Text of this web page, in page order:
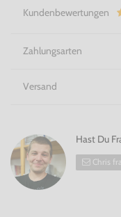
Kundenbewertungen
Zahlungsarten
Versand
Hast Du
Chris